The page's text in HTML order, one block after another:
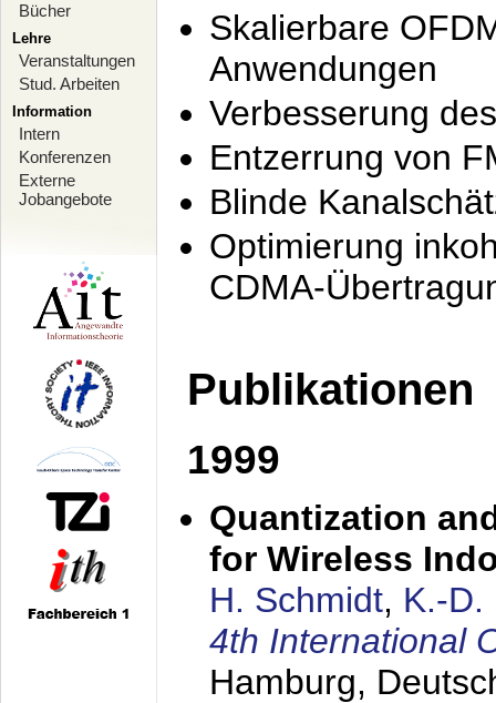
Bücher
Lehre
Veranstaltungen
Stud. Arbeiten
Information
Intern
Konferenzen
Externe
Jobangebote
Skalierbare
Anwendungen
Verbesserung
Entzerrung von
Blinde
Optimierung
CDMA-
Publikationen
1999
Quantization
for Wireless
H. Schmidt, K.-D.
4th International
Hamburg,